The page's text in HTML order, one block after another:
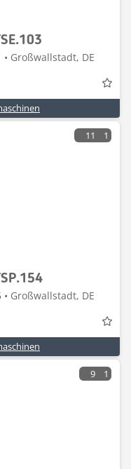
Großwallstadt, DE
11 1
Großwallstadt, DE
9 1